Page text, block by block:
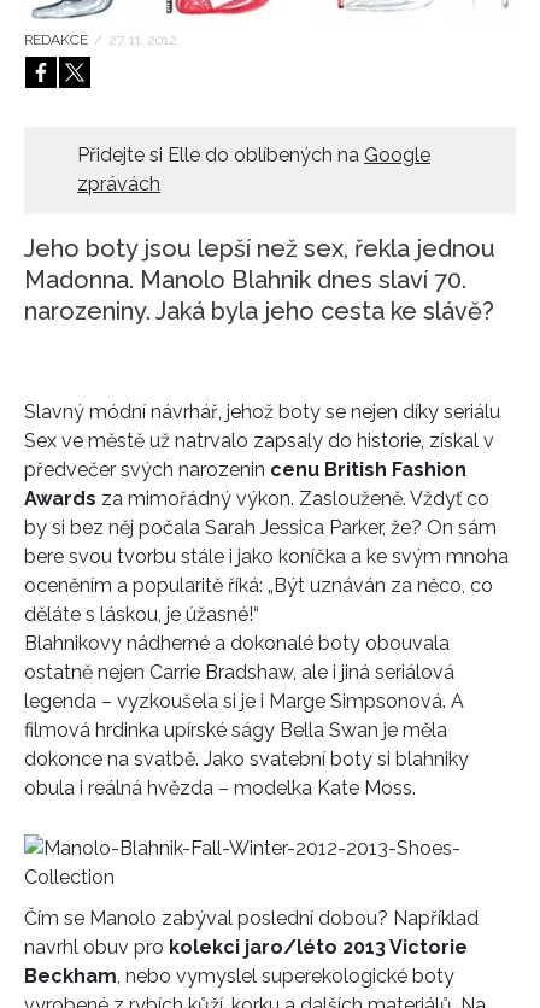
HOME
REDAKCE / 27. 11. 2012
Přidejte si Elle do oblíbených na Google
zprávách
Jeho boty jsou lepší než sex, řekla jednou
Madonna. Manolo Blahnik dnes slaví 70.
narozeniny. Jaká byla jeho cesta ke slávě?
Slavný módní návrhář, jehož boty se nejen díky seriálu
Sex ve městě už natrvalo zapsaly do historie, získal v
předvečer svých narozenin cenu British Fashion
Awards za mimořádný výkon. Zaslouženě. Vždyť co
by si bez něj počala Sarah Jessica Parker, že? On sám
bere svou tvorbu stále i jako koníčka a ke svým mnoha
oceněním a popularitě říká: „Být uznáván za něco, co
děláte s láskou, je úžasné!“
Blahnikovy nádherné a dokonalé boty obouvala
ostatně nejen Carrie Bradshaw, ale i jiná seriálová
legenda – vyzkoušela si je i Marge Simpsonová. A
filmová hrdinka upírské ságy Bella Swan je měla
dokonce na svatbě. Jako svatební boty si blahniky
obula i reálná hvězda – modelka Kate Moss.
Čím se Manolo zabýval poslední dobou? Například
navrhl obuv pro kolekci jaro/léto 2013 Victorie
Beckham, nebo vymyslel superekologické boty